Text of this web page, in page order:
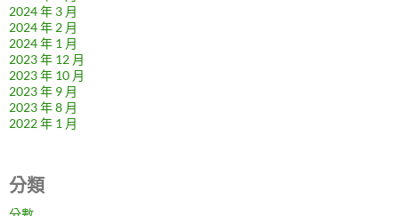
2024 年 3 月
2024 年 2 月
2024 年 1 月
2023 年 12 月
2023 年 10 月
2023 年 9 月
2023 年 8 月
2022 年 1 月
分類